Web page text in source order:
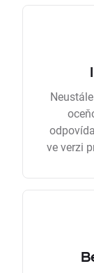
ve verzi